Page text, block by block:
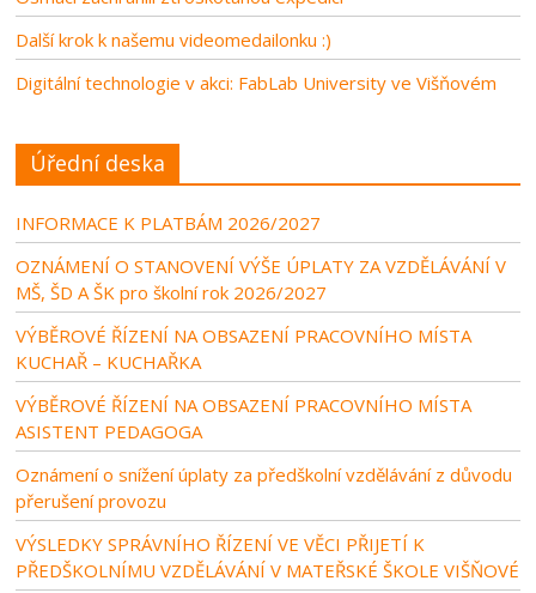
Další krok k našemu videomedailonku :)
Digitální technologie v akci: FabLab University ve Višňovém
Úřední deska
INFORMACE K PLATBÁM 2026/2027
OZNÁMENÍ O STANOVENÍ VÝŠE ÚPLATY ZA VZDĚLÁVÁNÍ V
MŠ, ŠD A ŠK pro školní rok 2026/2027
VÝBĚROVÉ ŘÍZENÍ NA OBSAZENÍ PRACOVNÍHO MÍSTA
KUCHAŘ – KUCHAŘKA
VÝBĚROVÉ ŘÍZENÍ NA OBSAZENÍ PRACOVNÍHO MÍSTA
ASISTENT PEDAGOGA
Oznámení o snížení úplaty za předškolní vzdělávání z důvodu
přerušení provozu
VÝSLEDKY SPRÁVNÍHO ŘÍZENÍ VE VĚCI PŘIJETÍ K
PŘEDŠKOLNÍMU VZDĚLÁVÁNÍ V MATEŘSKÉ ŠKOLE VIŠŇOVÉ